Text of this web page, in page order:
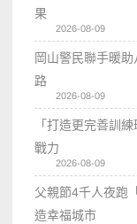
果
2026-08-09
岡山警民聯手暖
路
2026-08-09
「打造更完善訓
戰力
2026-08-09
父親節4千人夜跑
造幸福城市